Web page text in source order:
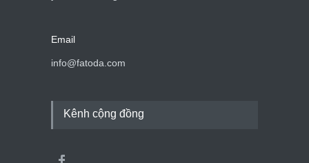
Email
info@fatoda.com
Kênh cộng đồng